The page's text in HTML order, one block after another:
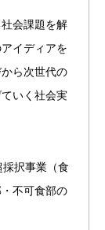
会課題を解
イディアを
ら次世代の
いく社会実
択事業（食
不可食部の